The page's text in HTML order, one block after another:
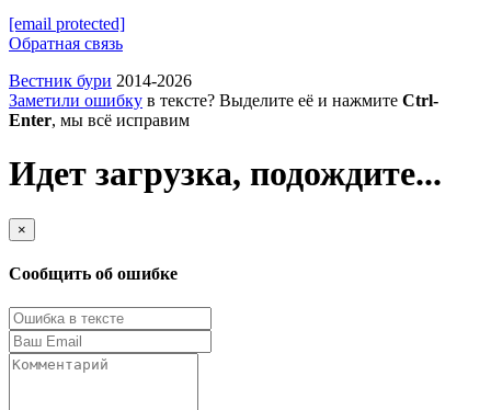
[email protected]
Обратная связь
Вестник бури 2014-2026
Заметили ошибку в тексте? Выделите её и нажмите Ctrl-
Enter, мы всё исправим
Идет загрузка, подождите...
×
Сообщить об ошибке